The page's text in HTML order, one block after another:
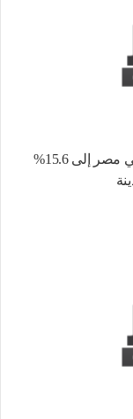
استطلاع لـ «رويترز» يرجح ارتفاع التضخم في مصر إلى 15.6%